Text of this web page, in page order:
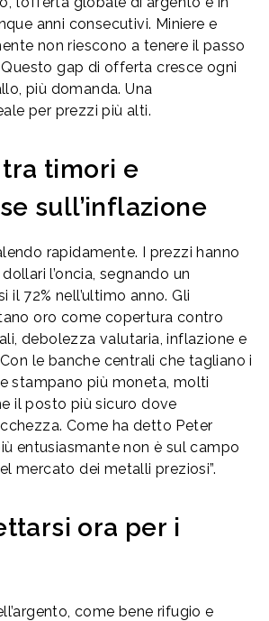
anni consecutivi. Miniere e
non riescono a tenere il passo
gap di offerta cresce ogni
più domanda. Una
per prezzi più alti.
tra timori e
sull’inflazione
rapidamente. I prezzi hanno
l’oncia, segnando un
il 72% nell’ultimo anno. Gli
oro come copertura contro
debolezza valutaria, inflazione e
le banche centrali che tagliano i
stampano più moneta, molti
il posto più sicuro dove
Come ha detto Peter
entusiasmante non è sul campo
mercato dei metalli preziosi”.
ora per i
come bene rifugio e